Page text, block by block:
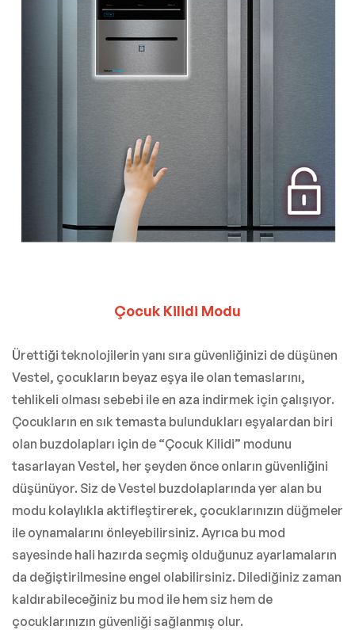
Çocuk Kilidi Modu
Ürettiği teknolojilerin yanı sıra güvenliğinizi de düşünen
Vestel, çocukların beyaz eşya ile olan temaslarını,
tehlikeli olması sebebi ile en aza indirmek için çalışıyor.
Çocukların en sık temasta bulundukları eşyalardan biri
olan buzdolapları için de “Çocuk Kilidi” modunu
tasarlayan Vestel, her şeyden önce onların güvenliğini
düşünüyor. Siz de Vestel buzdolaplarında yer alan bu
modu kolaylıkla aktifleştirerek, çocuklarınızın düğmeler
ile oynamalarını önleyebilirsiniz. Ayrıca bu mod
sayesinde hali hazırda seçmiş olduğunuz ayarlamaların
da değiştirilmesine engel olabilirsiniz. Dilediğiniz zaman
kaldırabileceğiniz bu mod ile hem siz hem de
çocuklarınızın güvenliği sağlanmış olur.